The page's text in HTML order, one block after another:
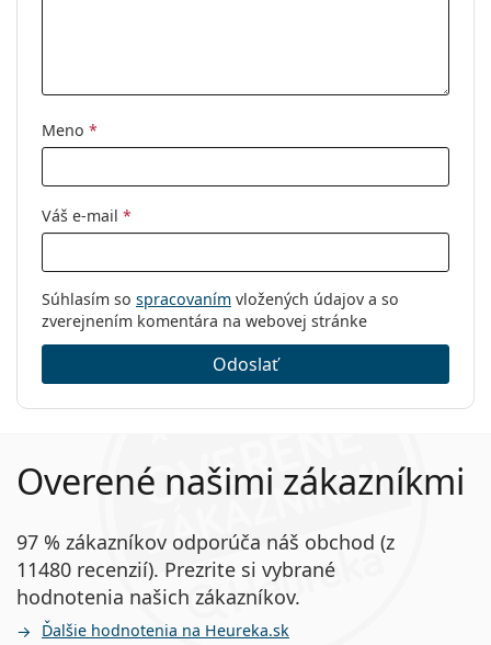
Meno *
Váš e-mail *
Súhlasím so spracovaním vložených údajov a so
zverejnením komentára na webovej stránke
Odoslať
Overené našimi zákazníkmi
97 % zákazníkov odporúča náš obchod (z
11480 recenzií). Prezrite si vybrané
hodnotenia našich zákazníkov.
Ďalšie hodnotenia na Heureka.sk